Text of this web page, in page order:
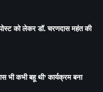
को लेकर डॉ. चरणदास महंत की
भी कभी बहू थी’ कार्यक्रम बना